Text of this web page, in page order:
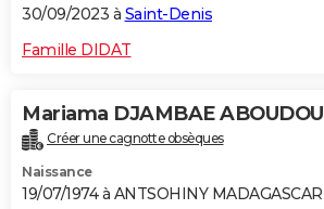
30/09/2023 à Saint-Denis
Famille DIDAT
Mariama DJAMBAE ABOUDOU
Créer une cagnotte obsèques
Naissance
19/07/1974 à ANTSOHINY MADAGASCAR